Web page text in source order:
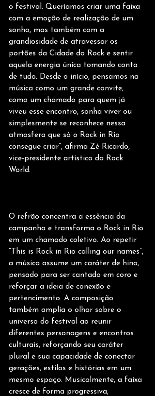
o festival. Queríamos criar uma faixa
com a emoção de realização de um
sonho, mas também com a
grandiosidade de atravessar os
portões da Cidade do Rock e sentir
aquela energia única tomando conta
de tudo. Desde o início, pensamos na
música como um grande convite,
como um chamado para quem já
viveu esse encontro, sonha viver ou
simplesmente se reconhece nessa
atmosfera que só o Rock in Rio
consegue criar”, afirma Zé Ricardo,
vice-presidente artístico da Rock
World.
O refrão concentra a essência da
campanha e transforma o Rock in Rio
em um chamado coletivo. Ao repetir
“This is Rock in Rio calling our names”,
a música assume um caráter de hino,
pensado para ser cantado em coro e
reforçar a ideia de conexão e
pertencimento. A composição
também amplia o olhar sobre o
universo do festival ao reunir
diferentes personagens e encontros
culturais, reforçando seu caráter
plural e sua capacidade de conectar
gerações, estilos e histórias em um
mesmo espaço. Musicalmente, a faixa
cresce de forma progressiva,